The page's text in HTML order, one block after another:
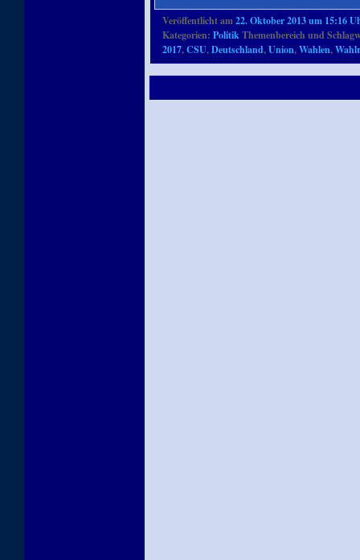
Veröffentlicht am22. Oktober 2013 um 15:16
Kategorien:PolitikThemenbereich und
2017,CSU,Deutschland,Union,Wahlen,